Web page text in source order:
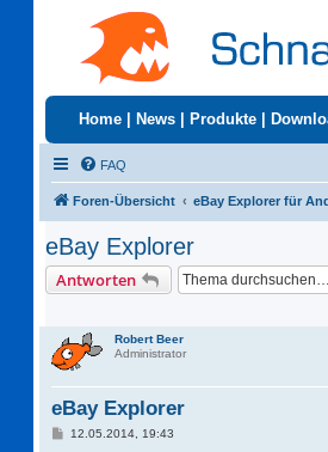
Home News Produkte
FAQ
Foren-Übersicht eBay Explorer für
eBay Explorer
Antworten
Robert Beer
Administrator
eBay Explorer
B12.05.2014, 19:43